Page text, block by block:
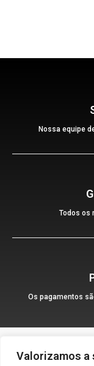
Valorizamos a
Nossa equipe
Todos os
Os pagamentos